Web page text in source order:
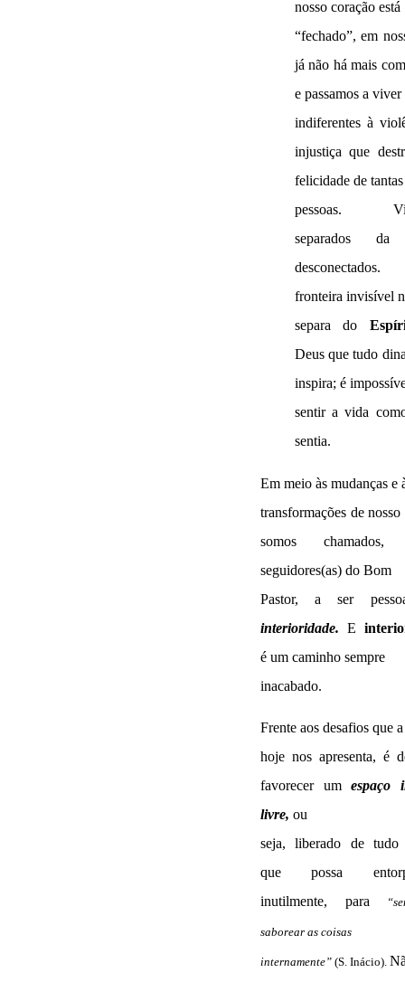
nosso coração está
“fechado”, em
já não há mais
e passamos a viver
indiferentes à
injustiça que
felicidade de tantas
pessoas.
separados da
fronteira invisível
separa do
Deus que tudo
inspira; é
sentir a vida
sentia.
Em meio às mudanças e
transformações de
somos chamados,
seguidores(as) do Bom
Pastor, a ser
interioridade. E
é um caminho sempre
inacabado.
Frente aos desafios que
hoje nos apresenta, é
favorecer umespaço
livre, ou
seja, liberado de tudo
que possa
inutilmente, para
saborear as coisas
internamente” (S. Inácio).